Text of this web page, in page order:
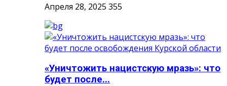
Апреля 28, 2025 355
«Уничтожить нацистскую мразь»: что
будет после...